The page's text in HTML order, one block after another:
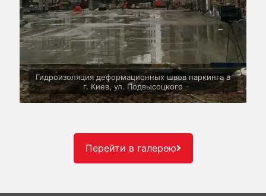
Гидроизоляция деформационных швов паркинга в
г. Киев, ул. Подвысоцкого
Перейти в галерею